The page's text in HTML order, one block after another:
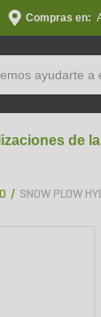
Compras en:
de
SNOW PLOW